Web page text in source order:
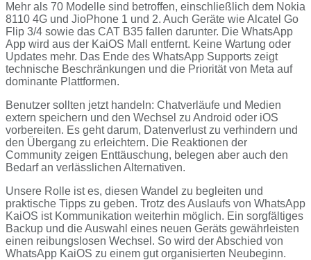
Mehr als 70 Modelle sind betroffen, einschließlich dem Nokia
8110 4G und JioPhone 1 und 2. Auch Geräte wie Alcatel Go
Flip 3/4 sowie das CAT B35 fallen darunter. Die WhatsApp
App wird aus der KaiOS Mall entfernt. Keine Wartung oder
Updates mehr. Das Ende des WhatsApp Supports zeigt
technische Beschränkungen und die Priorität von Meta auf
dominante Plattformen.
Benutzer sollten jetzt handeln: Chatverläufe und Medien
extern speichern und den Wechsel zu Android oder iOS
vorbereiten. Es geht darum, Datenverlust zu verhindern und
den Übergang zu erleichtern. Die Reaktionen der
Community zeigen Enttäuschung, belegen aber auch den
Bedarf an verlässlichen Alternativen.
Unsere Rolle ist es, diesen Wandel zu begleiten und
praktische Tipps zu geben. Trotz des Auslaufs von WhatsApp
KaiOS ist Kommunikation weiterhin möglich. Ein sorgfältiges
Backup und die Auswahl eines neuen Geräts gewährleisten
einen reibungslosen Wechsel. So wird der Abschied von
WhatsApp KaiOS zu einem gut organisierten Neubeginn.